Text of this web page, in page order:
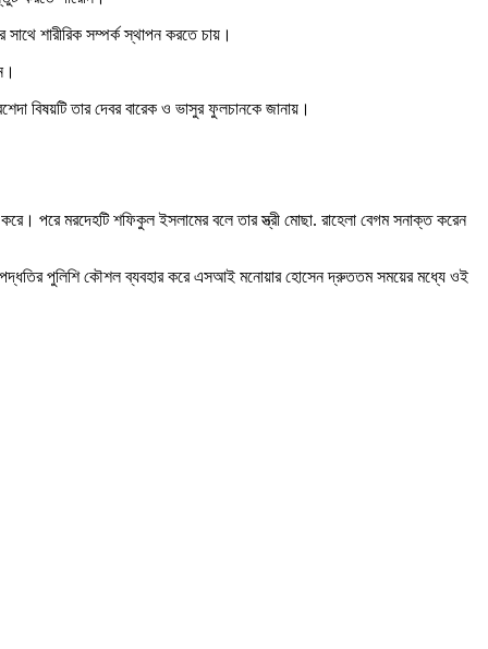
শারীরিক সম্পর্ক স্থাপন করতে চায়।
বিষয়টি তার দেবর বারেক ও ভাসুর ফুলচানকে জানায়।
পরে মরদেহটি শফিকুল ইসলামের বলে তার স্ত্রী মোছা. রাহেলা বেগম সনাক্ত করেন
পুলিশি কৌশল ব্যবহার করে এসআই মনোয়ার হোসেন দ্রুততম সময়ের মধ্যে ওই